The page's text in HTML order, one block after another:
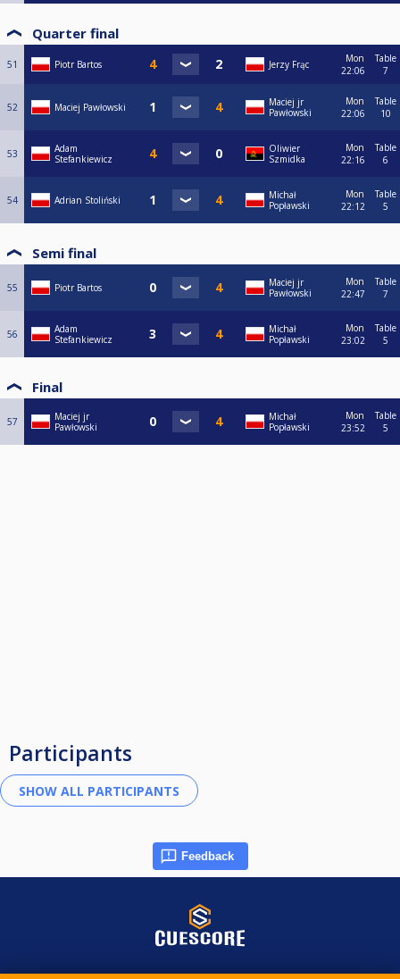
Quarter final
51 Piotr Bartos Jerzy Frąc
Mon
22:06
Table
7
52 Maciej Pawłowski
Maciej jr
Pawłowski
Mon
22:06
Table
10
53
Adam
Stefankiewicz
Oliwier
Szmidka
Mon
22:16
Table
6
54 Adrian Stoliński
Michał
Popławski
Mon
22:12
Table
5
Semi final
55 Piotr Bartos
Maciej jr
Pawłowski
Mon
22:47
Table
7
56
Adam
Stefankiewicz
Michał
Popławski
Mon
23:02
Table
5
Final
57
Maciej jr
Pawłowski
Michał
Popławski
Mon
23:52
Table
5
Participants
Feedback